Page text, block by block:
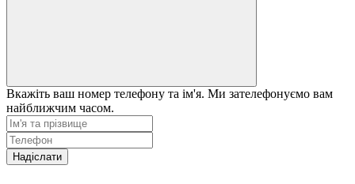
Вкажіть ваш номер телефону та ім'я. Ми зателефонуємо вам
найближчим часом.
Надіслати